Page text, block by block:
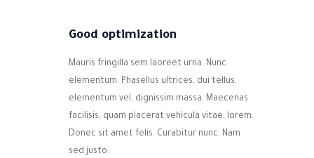
Good optimization
Mauris fringilla sem laoreet urna. Nunc
elementum. Phasellus ultrices, dui tellus,
elementum vel, dignissim massa. Maecenas
facilisis, quam placerat vehicula vitae, lorem.
Donec sit amet felis. Curabitur nunc. Nam
sed justo.